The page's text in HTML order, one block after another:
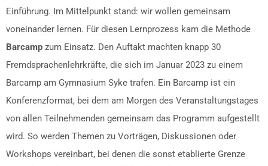
Einführung. Im Mittelpunkt stand: wir wollen gemeinsam
voneinander lernen. Für diesen Lernprozess kam die Methode
Barcamp zum Einsatz. Den Auftakt machten knapp 30
Fremdsprachenlehrkräfte, die sich im Januar 2023 zu einem
Barcamp am Gymnasium Syke trafen. Ein Barcamp ist ein
Konferenzformat, bei dem am Morgen des Veranstaltungstages
von allen Teilnehmenden gemeinsam das Programm aufgestellt
wird. So werden Themen zu Vorträgen, Diskussionen oder
Workshops vereinbart, bei denen die sonst etablierte Grenze